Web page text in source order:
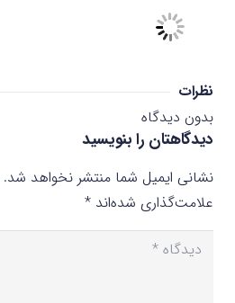
نظرات
بدون دیدگاه
دیدگاهتان را بنویسید
نشانی ایمیل شما منتشر نخواهد شد.
علامت‌گذاری شده‌اند *